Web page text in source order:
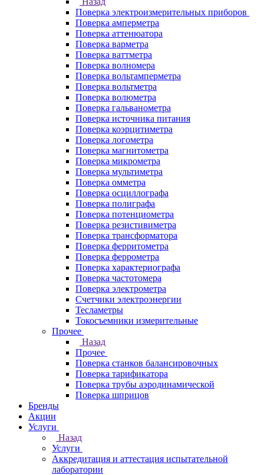
Поверка электроизмерительных приборов
Поверка амперметра
Поверка аттенюатора
Поверка варметра
Поверка ваттметра
Поверка волномера
Поверка вольтамперметра
Поверка вольтметра
Поверка волюметра
Поверка гальванометра
Поверка источника питания
Поверка коэрцитиметра
Поверка логометра
Поверка магнитометра
Поверка микрометра
Поверка мультиметра
Поверка омметра
Поверка осциллографа
Поверка полиграфа
Поверка потенциометра
Поверка резистивиметра
Поверка трансформатора
Поверка ферритометра
Поверка феррометра
Поверка характериографа
Поверка частотомера
Поверка электрометра
Счетчики электроэнергии
Тесламетры
Токосъемники измерительные
Прочее
Назад
Прочее
Поверка станков балансировочных
Поверка тарификатора
Поверка трубы аэродинамической
Поверка шприцов
Бренды
Акции
Услуги
Назад
Услуги
Аккредитация и аттестация испытательной
лаборатории